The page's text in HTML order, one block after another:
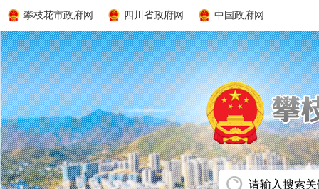
攀枝花市政府网 四川省政府网 中国政府网